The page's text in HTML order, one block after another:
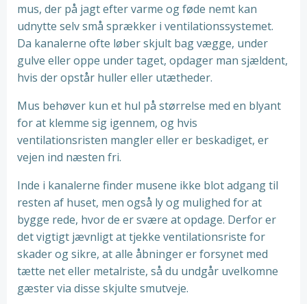
mus, der på jagt efter varme og føde nemt kan
udnytte selv små sprækker i ventilationssystemet.
Da kanalerne ofte løber skjult bag vægge, under
gulve eller oppe under taget, opdager man sjældent,
hvis der opstår huller eller utætheder.
Mus behøver kun et hul på størrelse med en blyant
for at klemme sig igennem, og hvis
ventilationsristen mangler eller er beskadiget, er
vejen ind næsten fri.
Inde i kanalerne finder musene ikke blot adgang til
resten af huset, men også ly og mulighed for at
bygge rede, hvor de er svære at opdage. Derfor er
det vigtigt jævnligt at tjekke ventilationsriste for
skader og sikre, at alle åbninger er forsynet med
tætte net eller metalriste, så du undgår uvelkomne
gæster via disse skjulte smutveje.